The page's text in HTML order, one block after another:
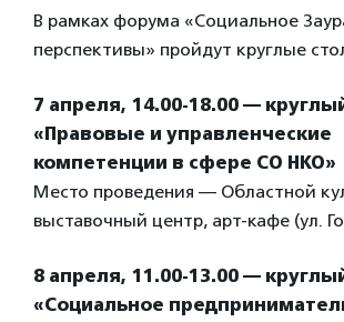
В рамках форума «Социальное
перспективы» пройдут круглые
7 апреля, 14.00-18.00 —
«Правовые и управленческие
компетенции в сфере СО НКО»
Место проведения — Областной
выставочный центр, арт-кафе (ул.
8 апреля, 11.00-13.00 —
«Социальное